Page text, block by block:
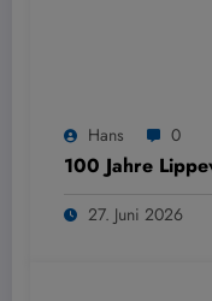
Hans 0
100 Jahre
27. Juni 2026